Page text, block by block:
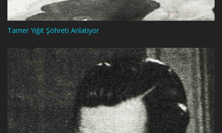
Tamer Yiğit Şöhreti Anlatıyor